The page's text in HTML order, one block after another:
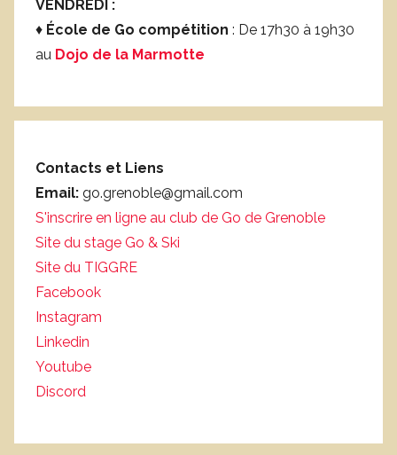
VENDREDI :
♦ École de Go compétition : De 17h30 à 19h30
au Dojo de la Marmotte
Contacts et Liens
Email: go.grenoble@gmail.com
S'inscrire en ligne au club de Go de Grenoble
Site du stage Go & Ski
Site du TIGGRE
Facebook
Instagram
Linkedin
Youtube
Discord